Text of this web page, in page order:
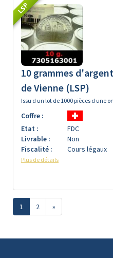
LSP
10 grammes
de Vienne (LSP)
Issu d un lot de 1000 pièces d une
Coffre :
Etat :
FDC
Livrable :
Non
Fiscalité :
Cours légaux
Plus de détails
1 2 »